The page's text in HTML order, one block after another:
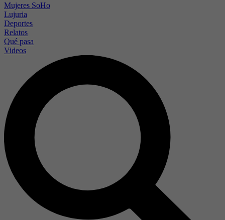
Mujeres SoHo
Lujuria
Deportes
Relatos
Qué pasa
Videos